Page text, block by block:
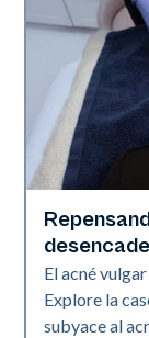
Salud de la
El acné
Explore la
subyace al